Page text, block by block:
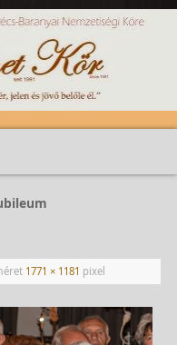
1771 × 1181 pixel